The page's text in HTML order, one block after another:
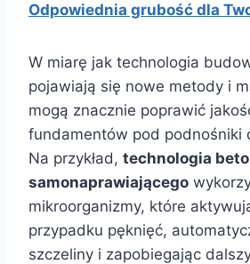
Odpowiednia grubość dla
W miarę jak technologia
pojawiają się nowe metody i
mogą znacznie poprawić
fundamentów pod podnośniki
Na przykład, technologia
samonaprawiającego
mikroorganizmy, które
przypadku pęknięć,
szczeliny i zapobiegając